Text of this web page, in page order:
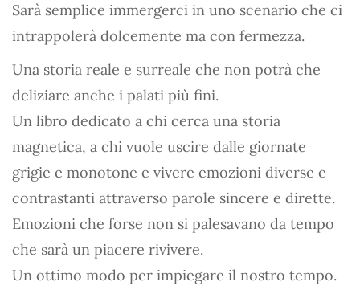
Sarà semplice immergerci in uno scenario che ci
intrappolerà dolcemente ma con fermezza.
Una storia reale e surreale che non potrà che
deliziare anche i palati più fini.
Un libro dedicato a chi cerca una storia
magnetica, a chi vuole uscire dalle giornate
grigie e monotone e vivere emozioni diverse e
contrastanti attraverso parole sincere e dirette.
Emozioni che forse non si palesavano da tempo
che sarà un piacere rivivere.
Un ottimo modo per impiegare il nostro tempo.